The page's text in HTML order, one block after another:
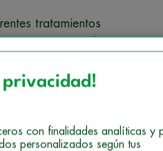
tratamientos
necesarios y los
resumir así:
paciente.
privacidad!
con finalidades analíticas y
personalizados según tus